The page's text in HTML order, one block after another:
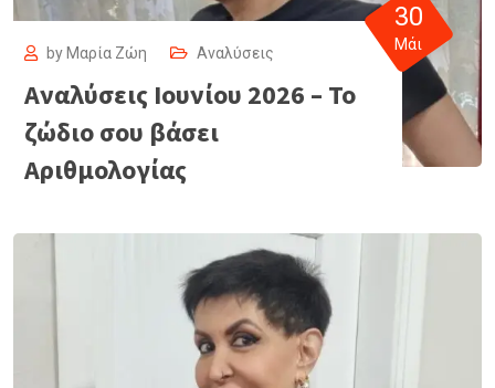
by Μαρία Ζώη Αναλύσεις
Αναλύσεις Ιουνίου 2026 – Το
ζώδιο σου βάσει
Αριθμολογίας
30
Μάι